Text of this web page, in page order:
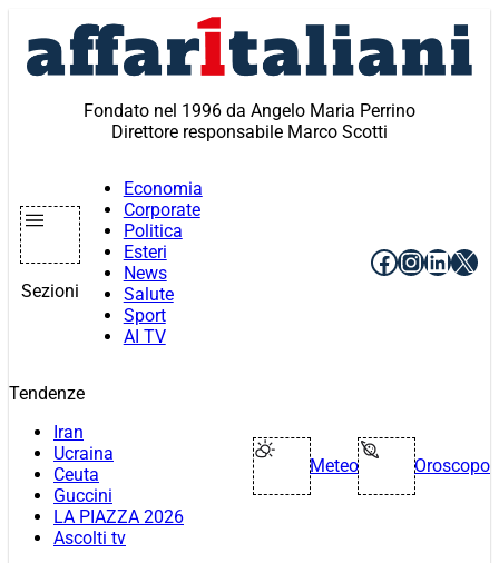
contenuto
Fondato nel 1996 da Angelo Maria Perrino
Direttore responsabile Marco Scotti
Sezioni
Economia
Corporate
Politica
Esteri
News
Salute
Sport
AI TV
Facebook
X
Tendenze
Iran
Ucraina
Ceuta
Guccini
LA PIAZZA 2026
Ascolti tv
Meteo Oroscopo